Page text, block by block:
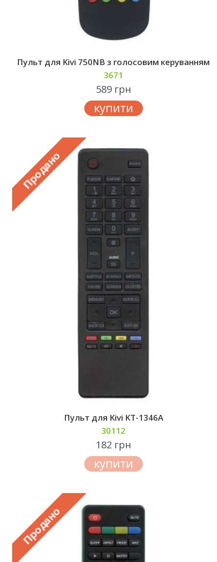
Пульт для Kivi 750NB з голосовим керуванням
3671
589 грн
купити
Пульт для Kivi KT-1346A
30112
182 грн
купити